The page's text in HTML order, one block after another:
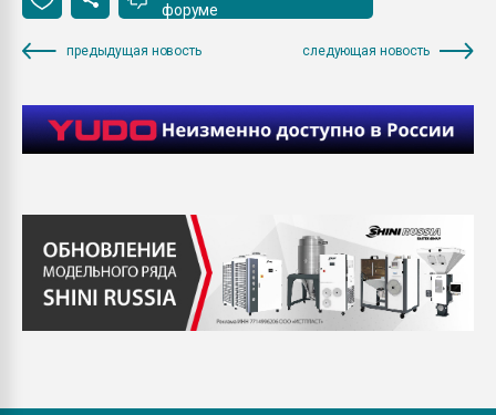
форуме
предыдущая новость следующая новость